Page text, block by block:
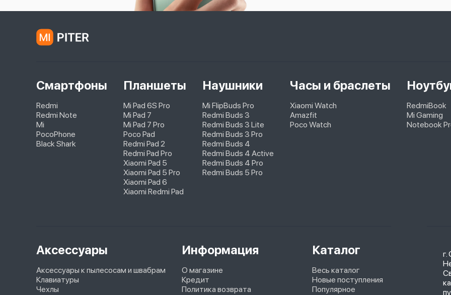
Смартфоны
Redmi
Redmi Note
Mi
PocoPhone
Black Shark
Планшеты
Mi Pad 6S Pro
Mi Pad 7
Mi Pad 7 Pro
Poco Pad
Redmi Pad 2
Redmi Pad Pro
Xiaomi Pad 5
Xiaomi Pad 5 Pro
Xiaomi Pad 6
Xiaomi Redmi Pad
Наушники
Mi FlipBuds Pro
Redmi Buds 3
Redmi Buds 3 Lite
Redmi Buds 3 Pro
Redmi Buds 4
Redmi Buds 4 Active
Redmi Buds 4 Pro
Redmi Buds 5 Pro
Часы и браслеты
Xiaomi Watch
Amazfit
Poco Watch
RedmiBook
Mi Gaming
Notebook
Аксессуары
Аксессуары к пылесосам и швабрам
Клавиатуры
Чехлы
Информация
О магазине
Кредит
Политика возврата
Каталог
Весь каталог
Новые поступления
Популярное
г.